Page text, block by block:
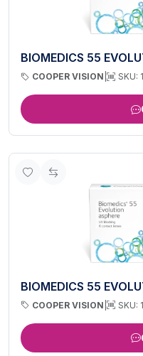
BIOMEDICS 55
COOPER VISION SKU:
BIOMEDICS 55
COOPER VISION SKU: